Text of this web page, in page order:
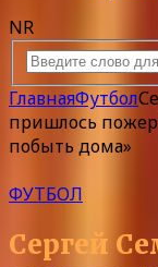
NR
ГлавнаяФутбол
пришлось
побыть дома»
ФУТБОЛ
Сергей